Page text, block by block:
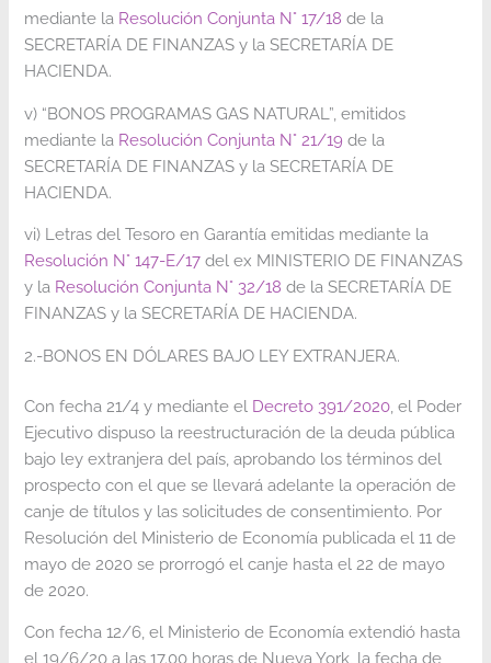
mediante la Resolución Conjunta N° 17/18 de la
SECRETARÍA DE FINANZAS y la SECRETARÍA DE
HACIENDA.
v) “BONOS PROGRAMAS GAS NATURAL”, emitidos
mediante la Resolución Conjunta N° 21/19 de la
SECRETARÍA DE FINANZAS y la SECRETARÍA DE
HACIENDA.
vi) Letras del Tesoro en Garantía emitidas mediante la
Resolución N° 147-E/17 del ex MINISTERIO DE FINANZAS
y la Resolución Conjunta N° 32/18 de la SECRETARÍA DE
FINANZAS y la SECRETARÍA DE HACIENDA.
2.-BONOS EN DÓLARES BAJO LEY EXTRANJERA.
Con fecha 21/4 y mediante el Decreto 391/2020 , el Poder
Ejecutivo dispuso la reestructuración de la deuda pública
bajo ley extranjera del país, aprobando los términos del
prospecto con el que se llevará adelante la operación de
canje de títulos y las solicitudes de consentimiento. Por
Resolución del Ministerio de Economía publicada el 11 de
mayo de 2020 se prorrogó el canje hasta el 22 de mayo
de 2020.
Con fecha 12/6, el Ministerio de Economía extendió hasta
el 19/6/20 a las 17.00 horas de Nueva York, la fecha de